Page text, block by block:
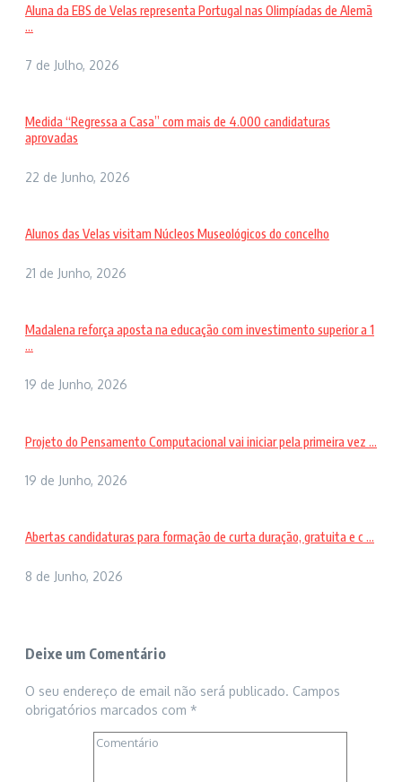
Aluna da EBS de Velas representa Portugal nas Olimpíadas de Alemã
...
7 de Julho, 2026
Medida “Regressa a Casa” com mais de 4.000 candidaturas
aprovadas
22 de Junho, 2026
Alunos das Velas visitam Núcleos Museológicos do concelho
21 de Junho, 2026
Madalena reforça aposta na educação com investimento superior a 1
...
19 de Junho, 2026
Projeto do Pensamento Computacional vai iniciar pela primeira vez ...
19 de Junho, 2026
Abertas candidaturas para formação de curta duração, gratuita e c ...
8 de Junho, 2026
Deixe um Comentário
O seu endereço de email não será publicado. Campos
obrigatórios marcados com *